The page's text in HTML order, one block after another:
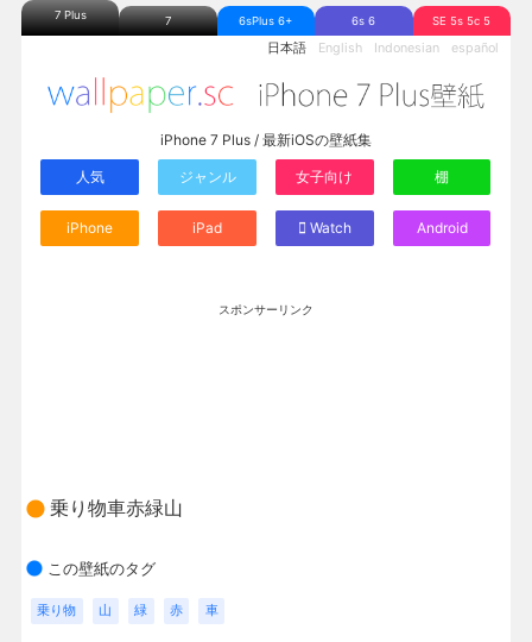
7 Plus 7 6sPlus 6+ 6s 6 SE 5s 5c 5
日本語 English Indonesian español
iPhone 7 Plus / 最新iOSの壁紙集
人気 ジャンル 女子向け 棚
iPhone iPad Watch Android
スポンサーリンク
乗り物車赤緑山
この壁紙のタグ
乗り物 山 緑 赤 車